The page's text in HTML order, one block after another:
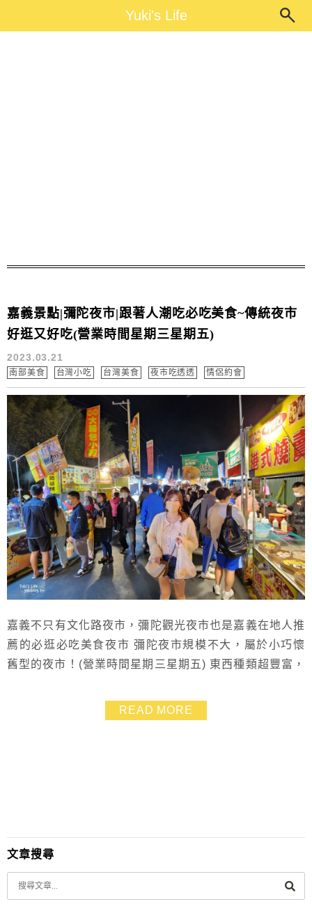
Yuki's LifeYuki's Life
嘉義景點|彌陀夜市|跟著人潮吃必吃美食~傳統夜市
好逛又好吃(營業時間星期三星期五)
2023.03.21
南部美食 台灣小吃 台灣美食 夜市吃透透 情侶約會
嘉義不只有文化路夜市，彌陀觀光夜市也是嘉義在地人推
薦的必逛必吃美食夜市 彌陀夜市規模不大，屬於小巧懷
舊型的夜市！(營業時間星期三星期五) 東西種類超豐富，
大家來彌陀夜市先走一圈看看要買什麼吃什麼，逛第二圈
時再一一的排隊，全都不會錯過～
READ MORE
文章搜尋